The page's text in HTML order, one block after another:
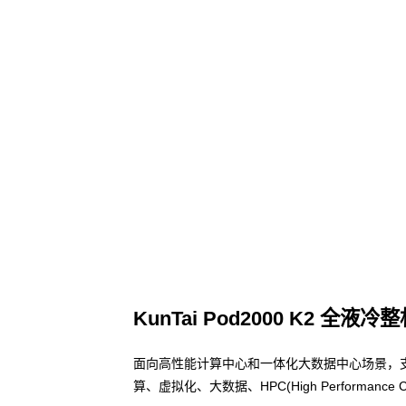
KunTai Pod2000 K2 全液冷整
面向高性能计算中心和一体化大数据中心场景
算、虚拟化、大数据、HPC(High Performance